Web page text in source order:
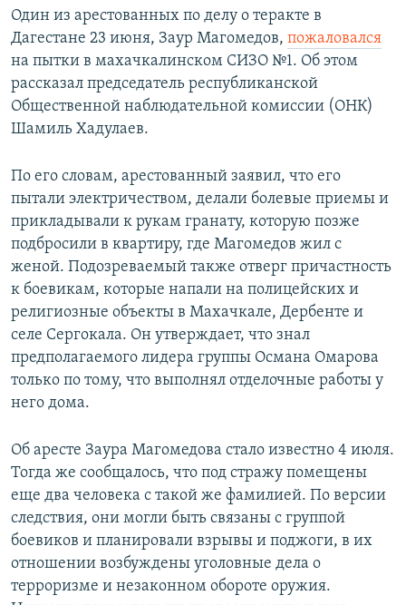
Один из арестованных по делу о теракте в
Дагестане 23 июня, Заур Магомедов, пожаловался
на пытки в махачкалинском СИЗО №1. Об этом
рассказал председатель республиканской
Общественной наблюдательной комиссии (ОНК)
Шамиль Хадулаев.
По его словам, арестованный заявил, что его
пытали электричеством, делали болевые приемы и
прикладывали к рукам гранату, которую позже
подбросили в квартиру, где Магомедов жил с
женой. Подозреваемый также отверг причастность
к боевикам, которые напали на полицейских и
религиозные объекты в Махачкале, Дербенте и
селе Сергокала. Он утверждает, что знал
предполагаемого лидера группы Османа Омарова
только по тому, что выполнял отделочные работы у
него дома.
Об аресте Заура Магомедова стало известно 4 июля.
Тогда же сообщалось, что под стражу помещены
еще два человека с такой же фамилией. По версии
следствия, они могли быть связаны с группой
боевиков и планировали взрывы и поджоги, в их
отношении возбуждены уголовные дела о
терроризме и незаконном обороте оружия.